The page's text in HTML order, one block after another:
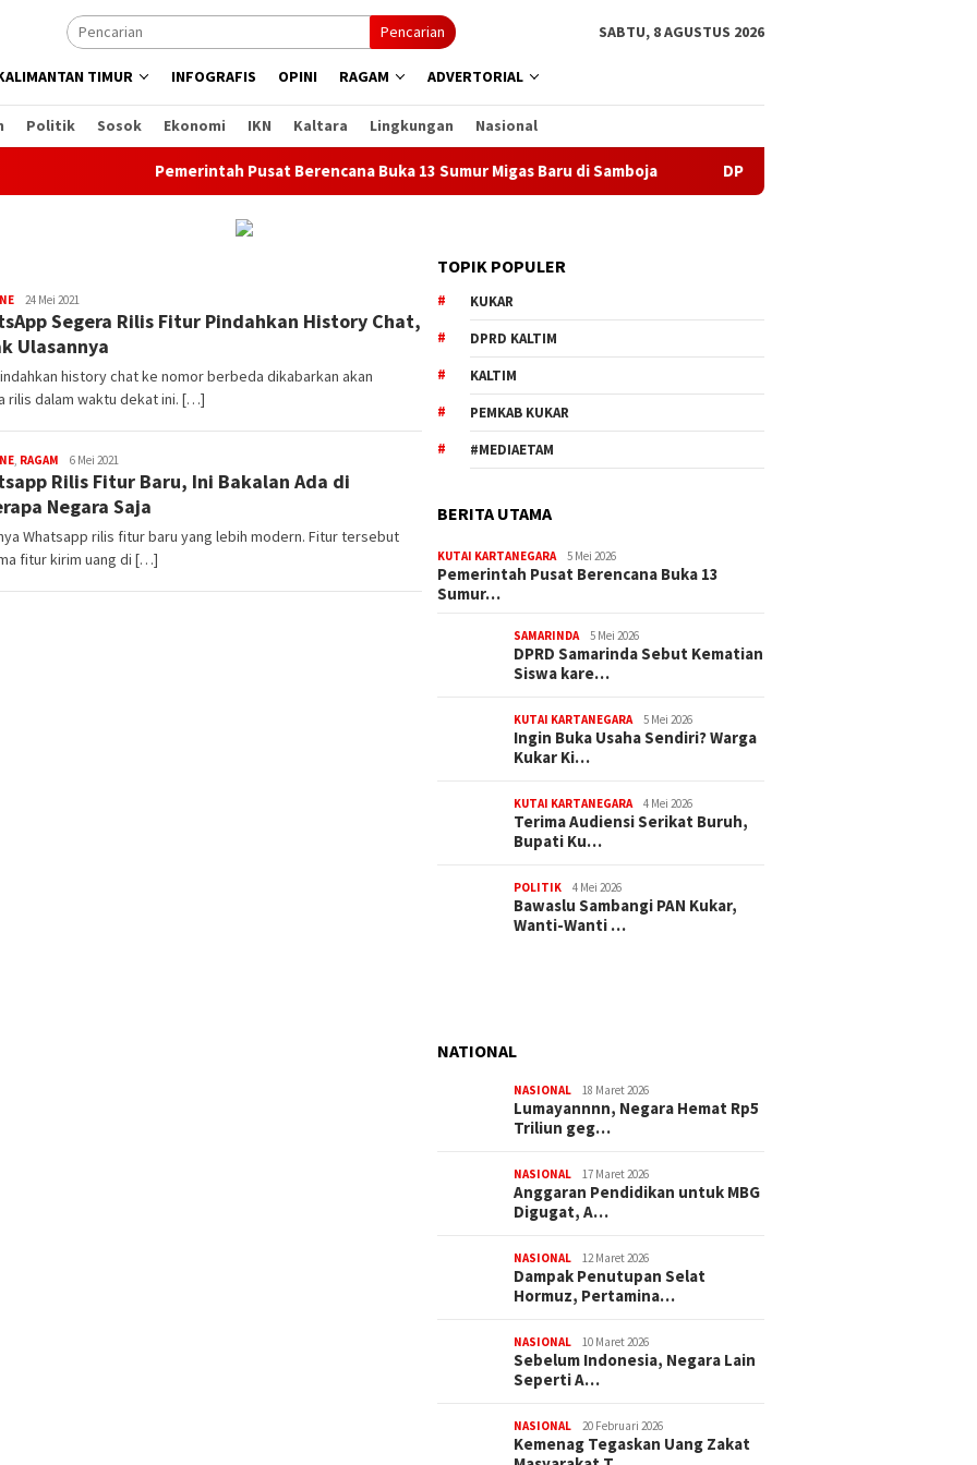
Pencarian SABTU, 8 AGUSTUS 2026
TIMUR INFOGRAFIS OPINI RAGAM ADVERTORIAL
Politik Sosok Ekonomi IKN Kaltara Lingkungan Nasional
Pemerintah Pusat Berencana Buka 13 Sumur Migas Baru di Samboja DPRD Samarinda Sebut Kematian
Redaksi
Etam
24 Mei 2021
Segera Rilis Fitur Pindahkan History Chat,
Ulasannya
history chat ke nomor berbeda dikabarkan akan
rilis dalam waktu dekat ini. […]
, RAGAM Redaksi
Etam
6 Mei 2021
Rilis Fitur Baru, Ini Bakalan Ada di
Negara Saja
Whatsapp rilis fitur baru yang lebih modern. Fitur tersebut
fitur kirim uang di […]
TOPIK POPULER
KUKAR
DPRD KALTIM
KALTIM
PEMKAB KUKAR
#MEDIAETAM
BERITA UTAMA
KUTAI KARTANEGARA 5 Mei 2026
Pemerintah Pusat Berencana Buka 13
Sumur…
SAMARINDA 5 Mei 2026
DPRD Samarinda Sebut Kematian
Siswa kare…
KUTAI KARTANEGARA 5 Mei 2026
Ingin Buka Usaha Sendiri? Warga
Kukar Ki…
KUTAI KARTANEGARA 4 Mei 2026
Terima Audiensi Serikat Buruh,
Bupati Ku…
POLITIK 4 Mei 2026
Bawaslu Sambangi PAN Kukar,
Wanti-Wanti …
NATIONAL
NASIONAL 18 Maret 2026
Lumayannnn, Negara Hemat Rp5
Triliun geg…
NASIONAL 17 Maret 2026
Anggaran Pendidikan untuk MBG
Digugat, A…
NASIONAL 12 Maret 2026
Dampak Penutupan Selat
Hormuz, Pertamina…
NASIONAL 10 Maret 2026
Sebelum Indonesia, Negara Lain
Seperti A…
NASIONAL 20 Februari 2026
Kemenag Tegaskan Uang Zakat